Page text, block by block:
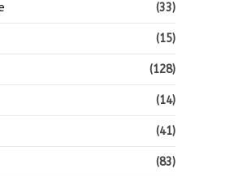
(33)
(15)
(128)
(14)
(41)
(83)